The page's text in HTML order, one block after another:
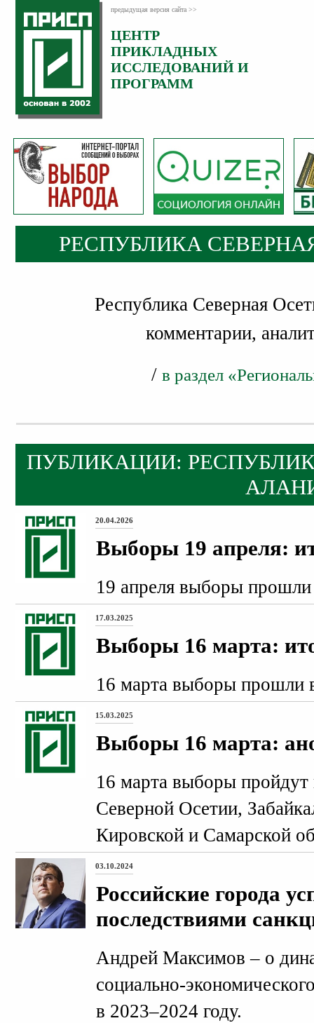
предыдущая версия сайта >>
ЦЕНТР
ПРИКЛАДНЫХ
ИССЛЕДОВАНИЙ И
ПРОГРАММ
РЕСПУБЛИКА
Республика Северная
комментарии,
/ в раздел
ПУБЛИКАЦИИ:
20.04.2026
Выборы 19 апреля:
19 апреля выборы
17.03.2025
Выборы 16 марта:
16 марта выборы прошли
15.03.2025
Выборы 16 марта:
16 марта выборы пройдут
Северной Осетии,
Кировской и Самарской
03.10.2024
Российские города
последствиями
Андрей Максимов – о
социально-
в 2023–2024 году.